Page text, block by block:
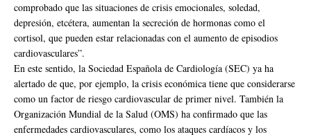
comprobado que las situaciones de crisis emocionales, soledad,
depresión, etcétera, aumentan la secreción de hormonas como el
cortisol, que pueden estar relacionadas con el aumento de episodios
cardiovasculares”.
En este sentido, la Sociedad Española de Cardiología (SEC) ya ha
alertado de que, por ejemplo, la crisis económica tiene que considerarse
como un factor de riesgo cardiovascular de primer nivel. También la
Organización Mundial de la Salud (OMS) ha confirmado que las
enfermedades cardiovasculares, como los ataques cardíacos y los